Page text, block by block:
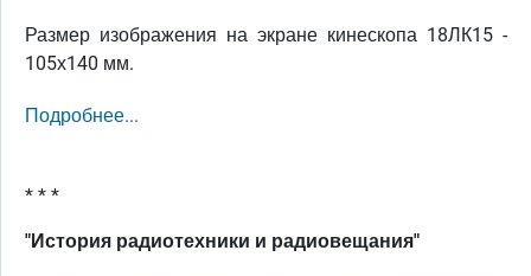
Размер изображения на экране кинескопа 18ЛК15 -
105х140 мм.
Подробнее...
* * *
"История радиотехники и радиовещания"